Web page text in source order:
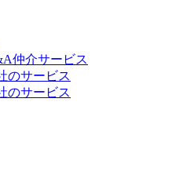
仲介サービス
のサービス
のサービス